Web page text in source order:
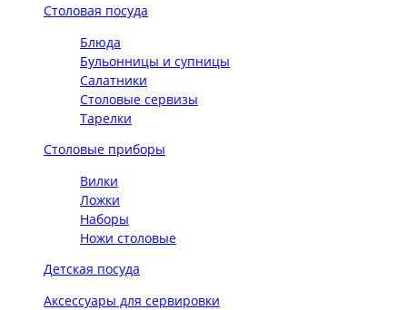
Столовая посуда
Блюда
Бульонницы и супницы
Салатники
Столовые сервизы
Тарелки
Столовые приборы
Вилки
Ложки
Наборы
Ножи столовые
Детская посуда
Аксессуары для сервировки